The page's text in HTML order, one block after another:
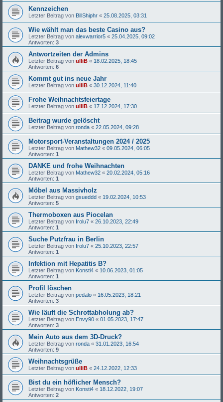
Kennzeichen
Letzter Beitrag von BillShiphr « 25.08.2025, 03:31
Wie wählt man das beste Casino aus?
Letzter Beitrag von alexwarrior5 « 25.04.2025, 09:02
Antworten: 3
Antwortzeiten der Admins
Letzter Beitrag von ulliB « 18.02.2025, 18:45
Antworten: 6
Kommt gut ins neue Jahr
Letzter Beitrag von ulliB « 30.12.2024, 11:40
Frohe Weihnachtsfeiertage
Letzter Beitrag von ulliB « 17.12.2024, 17:30
Beitrag wurde gelöscht
Letzter Beitrag von ronda « 22.05.2024, 09:28
Motorsport-Veranstaltungen 2024 / 2025
Letzter Beitrag von Mathew32 « 09.05.2024, 06:05
Antworten: 1
DANKE und frohe Weihnachten
Letzter Beitrag von Mathew32 « 20.02.2024, 05:16
Antworten: 1
Möbel aus Massivholz
Letzter Beitrag von gsueddd « 19.02.2024, 10:53
Antworten: 5
Thermoboxen aus Piocelan
Letzter Beitrag von Irolu7 « 26.10.2023, 22:49
Antworten: 1
Suche Putzfrau in Berlin
Letzter Beitrag von Irolu7 « 25.10.2023, 22:57
Antworten: 1
Infektion mit Hepatitis B?
Letzter Beitrag von Konsti4 « 10.06.2023, 01:05
Antworten: 1
Profil löschen
Letzter Beitrag von pedalo « 16.05.2023, 18:21
Antworten: 3
Wie läuft die Schrottabholung ab?
Letzter Beitrag von Envy90 « 01.05.2023, 17:47
Antworten: 3
Mein Auto aus dem 3D-Druck?
Letzter Beitrag von ronda « 31.01.2023, 16:54
Antworten: 9
Weihnachtsgrüße
Letzter Beitrag von ulliB « 24.12.2022, 12:33
Bist du ein höflicher Mensch?
Letzter Beitrag von Konsti4 « 18.12.2022, 19:07
Antworten: 2